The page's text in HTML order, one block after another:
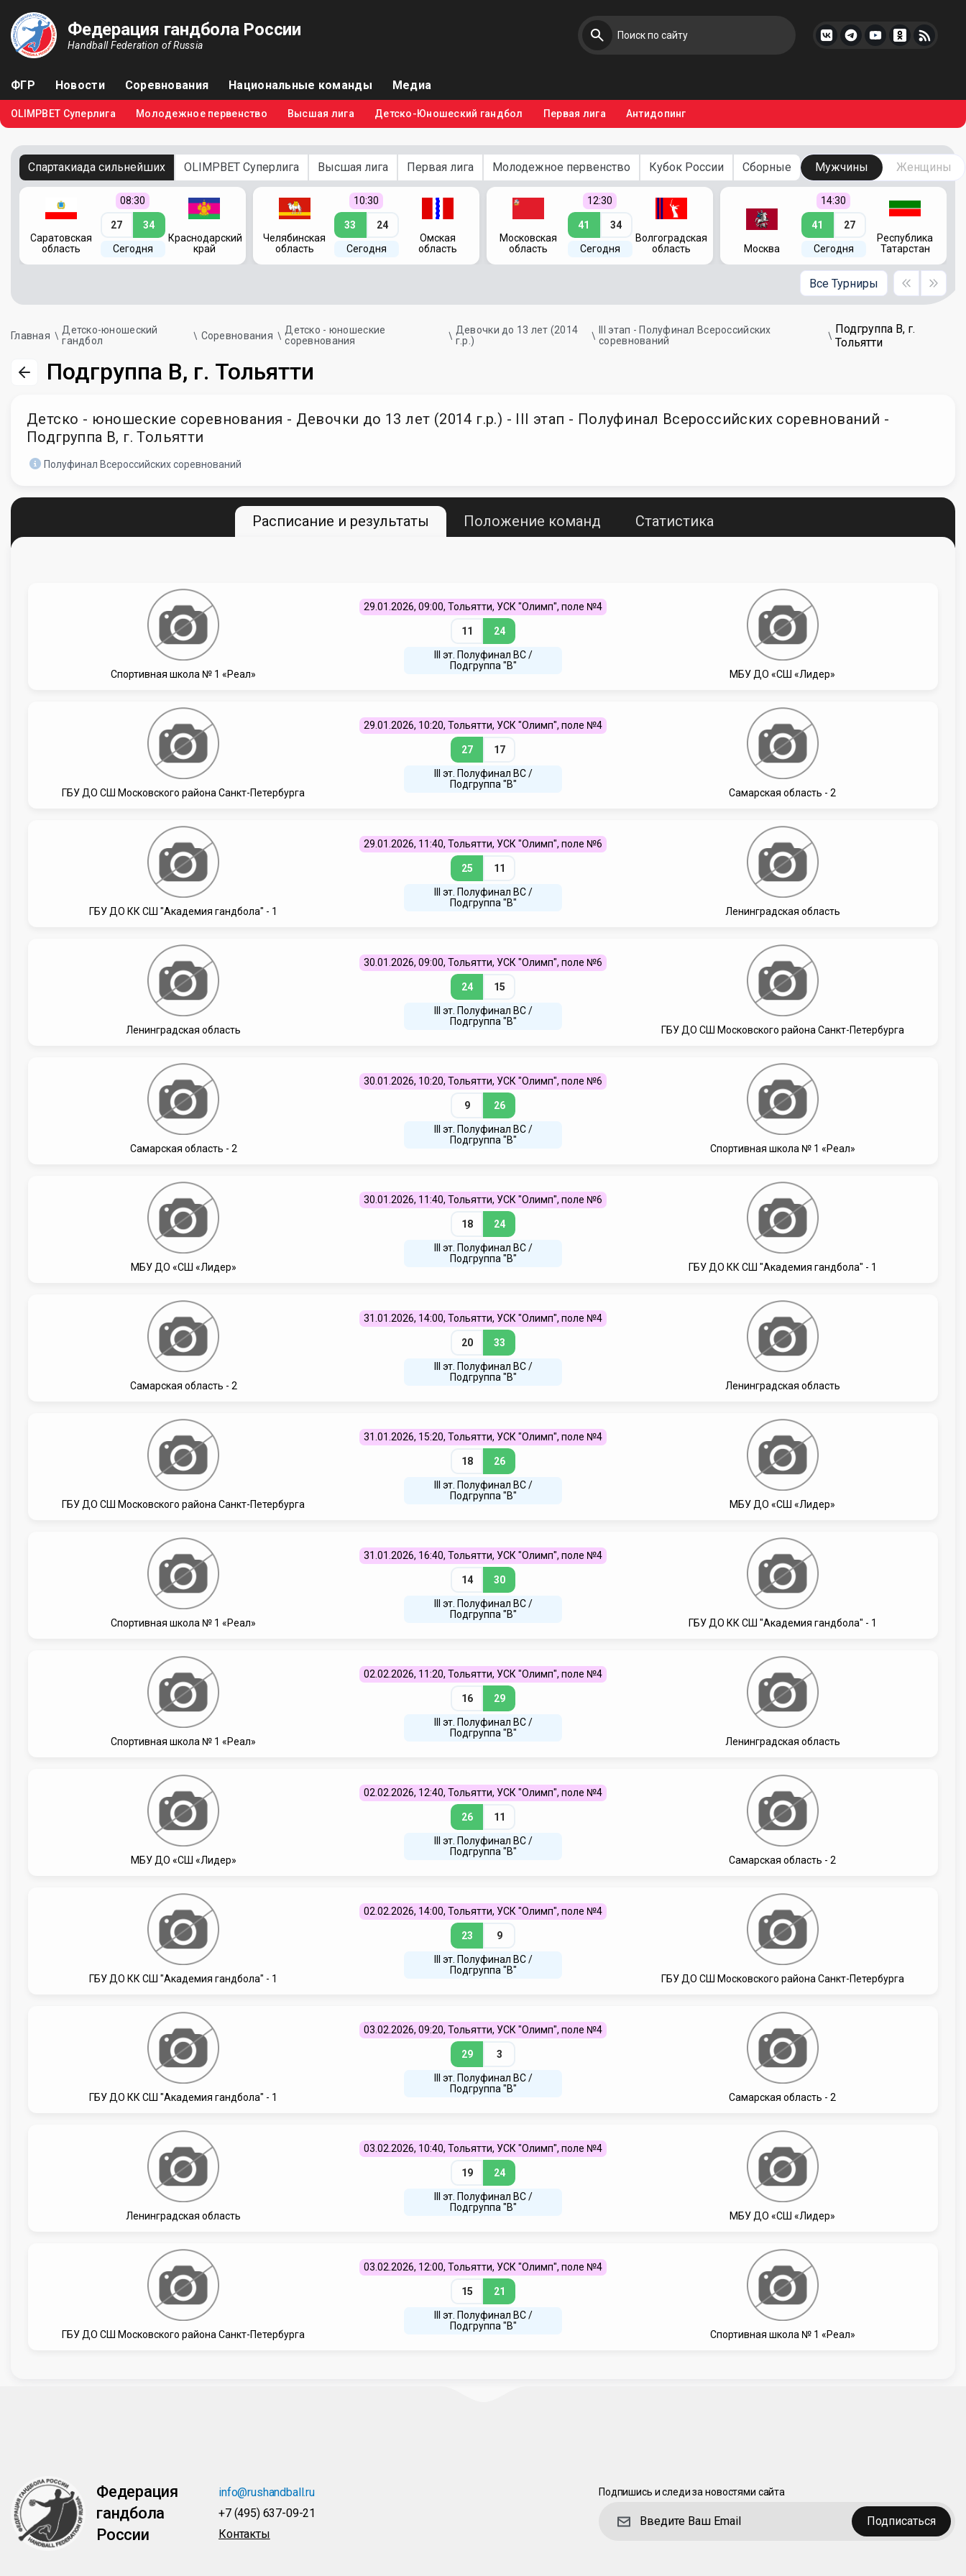
Федерация гандбола России
Handball Federation of Russia
ФГР Новости Соревнования Национальные команды Медиа
OLIMPBET Суперлига Молодежное первенство Высшая лига Детско-Юношеский гандбол Первая лига Антидопинг
Спартакиада сильнейших OLIMPBET Суперлига Высшая лига Первая лига Молодежное первенство Кубок России Сборные Мужчины Женщины
Саратовская
область
08:30
27 34
Сегодня
Краснодарский
край
Челябинская
область
10:30
33 24
Сегодня
Омская
область
Московская
область
12:30
41 34
Сегодня
Волгоградская
область
Москва
14:30
41 27
Сегодня
Республика
Татарстан
Все Турниры
Главная
Детско-юношеский
гандбол
Соревнования
Детско - юношеские
соревнования
Девочки до 13 лет (2014
г.р.)
III этап - Полуфинал Всероссийских
соревнований
Подгруппа В, г.
Тольятти
Подгруппа В, г. Тольятти
Детско - юношеские соревнования - Девочки до 13 лет (2014 г.р.) - III этап - Полуфинал Всероссийских соревнований -
Подгруппа В, г. Тольятти
Полуфинал Всероссийских соревнований
Расписание и результаты Положение команд Статистика
Спортивная школа № 1 «Реал»
29.01.2026, 09:00, Тольятти, УСК "Олимп", поле №4
11 24
III эт. Полуфинал ВC /
Подгруппа "В"
МБУ ДО «СШ «Лидер»
ГБУ ДО СШ Московского района Санкт-Петербурга
29.01.2026, 10:20, Тольятти, УСК "Олимп", поле №4
27 17
III эт. Полуфинал ВC /
Подгруппа "В"
Самарская область - 2
ГБУ ДО КК СШ "Академия гандбола" - 1
29.01.2026, 11:40, Тольятти, УСК "Олимп", поле №6
25 11
III эт. Полуфинал ВC /
Подгруппа "В"
Ленинградская область
Ленинградская область
30.01.2026, 09:00, Тольятти, УСК "Олимп", поле №6
24 15
III эт. Полуфинал ВC /
Подгруппа "В"
ГБУ ДО СШ Московского района Санкт-Петербурга
Самарская область - 2
30.01.2026, 10:20, Тольятти, УСК "Олимп", поле №6
9 26
III эт. Полуфинал ВC /
Подгруппа "В"
Спортивная школа № 1 «Реал»
МБУ ДО «СШ «Лидер»
30.01.2026, 11:40, Тольятти, УСК "Олимп", поле №6
18 24
III эт. Полуфинал ВC /
Подгруппа "В"
ГБУ ДО КК СШ "Академия гандбола" - 1
Самарская область - 2
31.01.2026, 14:00, Тольятти, УСК "Олимп", поле №4
20 33
III эт. Полуфинал ВC /
Подгруппа "В"
Ленинградская область
ГБУ ДО СШ Московского района Санкт-Петербурга
31.01.2026, 15:20, Тольятти, УСК "Олимп", поле №4
18 26
III эт. Полуфинал ВC /
Подгруппа "В"
МБУ ДО «СШ «Лидер»
Спортивная школа № 1 «Реал»
31.01.2026, 16:40, Тольятти, УСК "Олимп", поле №4
14 30
III эт. Полуфинал ВC /
Подгруппа "В"
ГБУ ДО КК СШ "Академия гандбола" - 1
Спортивная школа № 1 «Реал»
02.02.2026, 11:20, Тольятти, УСК "Олимп", поле №4
16 29
III эт. Полуфинал ВC /
Подгруппа "В"
Ленинградская область
МБУ ДО «СШ «Лидер»
02.02.2026, 12:40, Тольятти, УСК "Олимп", поле №4
26 11
III эт. Полуфинал ВC /
Подгруппа "В"
Самарская область - 2
ГБУ ДО КК СШ "Академия гандбола" - 1
02.02.2026, 14:00, Тольятти, УСК "Олимп", поле №4
23 9
III эт. Полуфинал ВC /
Подгруппа "В"
ГБУ ДО СШ Московского района Санкт-Петербурга
ГБУ ДО КК СШ "Академия гандбола" - 1
03.02.2026, 09:20, Тольятти, УСК "Олимп", поле №4
29 3
III эт. Полуфинал ВC /
Подгруппа "В"
Самарская область - 2
Ленинградская область
03.02.2026, 10:40, Тольятти, УСК "Олимп", поле №4
19 24
III эт. Полуфинал ВC /
Подгруппа "В"
МБУ ДО «СШ «Лидер»
ГБУ ДО СШ Московского района Санкт-Петербурга
03.02.2026, 12:00, Тольятти, УСК "Олимп", поле №4
15 21
III эт. Полуфинал ВC /
Подгруппа "В"
Спортивная школа № 1 «Реал»
Федерация
гандбола
России
info@rushandball.ru
+7 (495) 637-09-21
Контакты
Подпишись и следи за новостями сайта
Подписаться